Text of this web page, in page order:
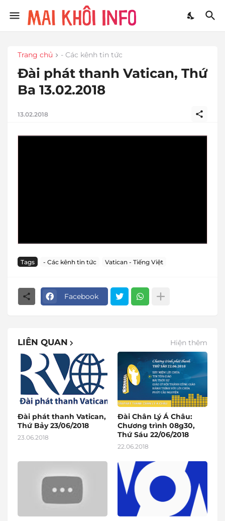
Trang chủ - Các kênh tin tức
Đài phát thanh Vatican, Thứ
Ba 13.02.2018
13.02.2018
Tags - Các kênh tin tức Vatican - Tiếng Việt
Facebook
LIÊN QUAN Hiện thêm
Đài phát thanh Vatican,
Thứ Bảy 23/06/2018
23.06.2018
Đài Chân Lý Á Châu:
Chương trình 08g30,
Thứ Sáu 22/06/2018
22.06.2018